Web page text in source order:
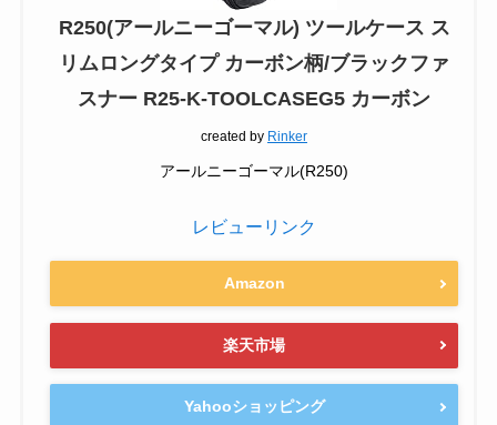
R250(アールニーゴーマル) ツールケース ス
リムロングタイプ カーボン柄/ブラックファ
スナー R25-K-TOOLCASEG5 カーボン
created by Rinker
アールニーゴーマル(R250)
レビューリンク
Amazon
楽天市場
Yahooショッピング